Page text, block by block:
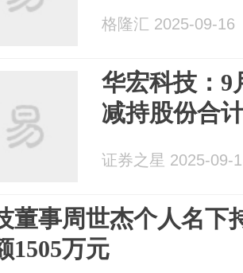
格隆汇 2025-09-16
华宏科技：9
减持股份合
证券之星 2025-09-
董事周世杰个人名下
1505万元